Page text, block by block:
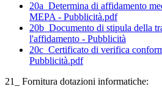
20a_Determina di affidamento
MEPA - Pubblicità.pdf
20b_Documento di stipula della
l'affidamento - Pubblicità
20c_Certificato di verifica
Pubblicità.pdf
21_ Fornitura dotazioni informatiche: